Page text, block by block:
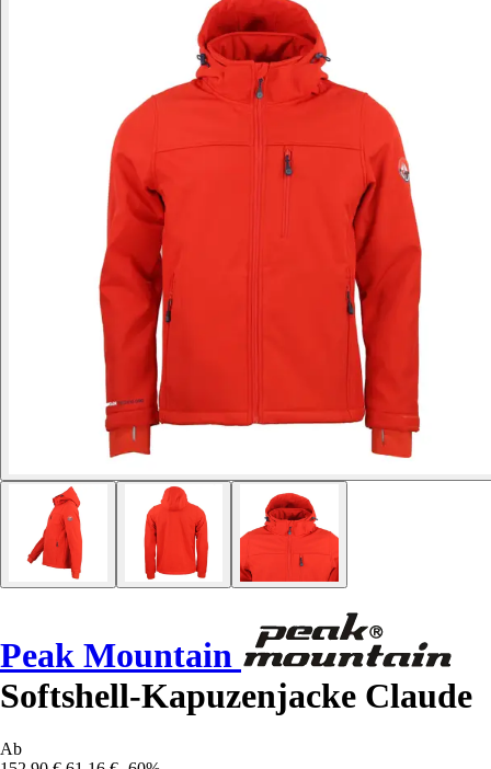
Peak Mountain
Softshell-Kapuzenjacke Claude
Ab